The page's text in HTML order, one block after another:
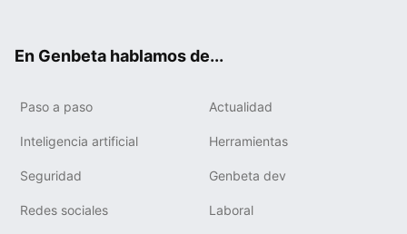
En Genbeta hablamos de...
Paso a paso Actualidad
Inteligencia artificial Herramientas
Seguridad Genbeta dev
Redes sociales Laboral